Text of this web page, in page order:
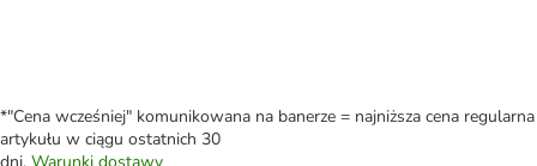
*"Cena wcześniej" komunikowana na banerze = najniższa cena regularna
artykułu w ciągu ostatnich 30